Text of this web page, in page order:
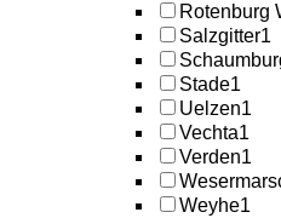
Rotenburg
Salzgitter1
Stade1
Uelzen1
Vechta1
Verden1
Weyhe1